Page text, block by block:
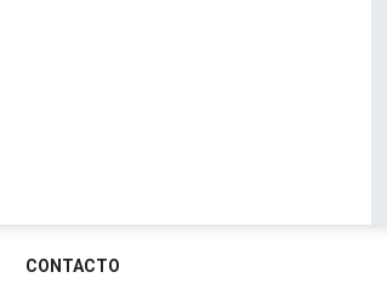
CONTACTO